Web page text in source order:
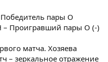
пары О
Проигравший пары О (-)
матча. Хозяева
– зеркальное отражение